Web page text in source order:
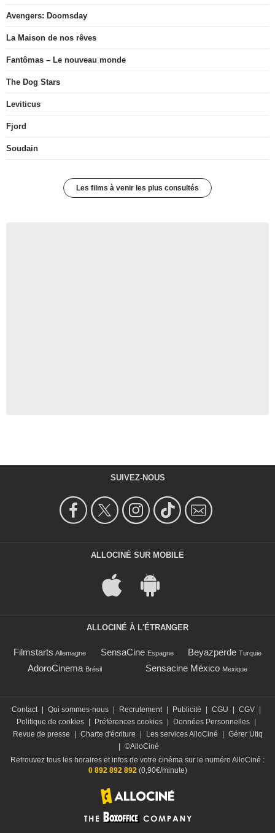
Avengers: Doomsday
La Maison de nos rêves
Fantômas – Le nouveau monde
The Dog Stars
Leviticus
Fjord
Soudain
Les films à venir les plus consultés
SUIVEZ-NOUS
ALLOCINÉ SUR MOBILE
ALLOCINÉ À L'ÉTRANGER
Filmstarts Allemagne SensaCine Espagne Beyazperde Turquie
AdoroCinema Brésil Sensacine México Mexique
Contact | Qui sommes-nous | Recrutement | Publicité | CGU | CGV |
Politique de cookies | Préférences cookies | Données Personnelles |
Revue de presse
| Charte d'écriture | Les services AlloCiné | Gérer Utiq
| ©AlloCiné
Retrouvez tous les horaires et infos de votre cinéma sur le numéro AlloCiné :
0 892 892 892(0,90€/minute)